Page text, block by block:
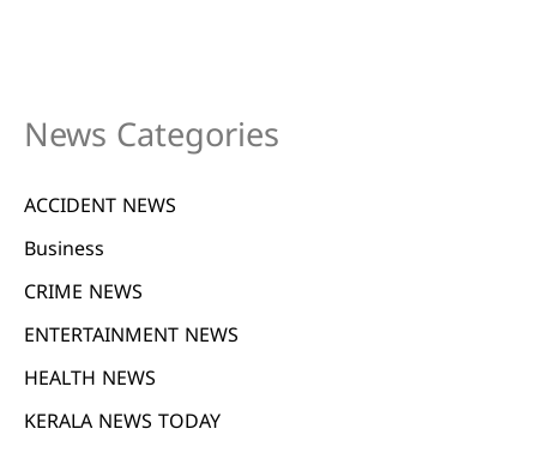
News Categories
ACCIDENT NEWS
Business
CRIME NEWS
ENTERTAINMENT NEWS
HEALTH NEWS
KERALA NEWS TODAY